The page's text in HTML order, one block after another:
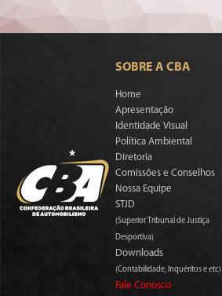
SOBRE A CBA
Home
Apresentação
Identidade Visual
Política Ambiental
Diretoria
Comissões e Conselhos
Nossa Equipe
STJD
(Superior Tribunal de Justiça
Desportiva)
Downloads
(Contabilidade, Inquéritos e etc)
Fale Conosco